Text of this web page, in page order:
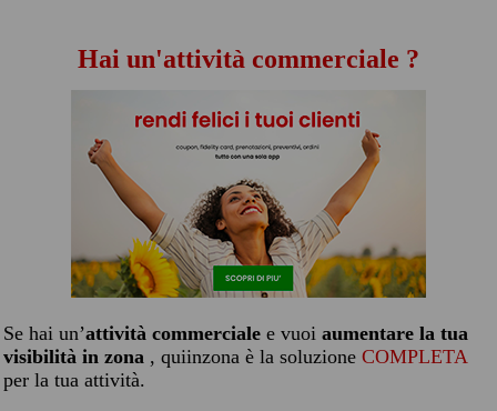
Hai un'attività commerciale ?
Se hai un’attività commerciale e vuoi aumentare la tua
visibilità in zona , quiinzona è la soluzione COMPLETA
per la tua attività.